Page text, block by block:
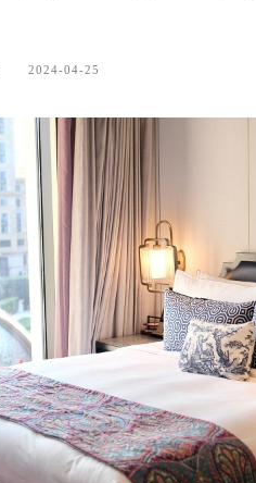
2024-04-25